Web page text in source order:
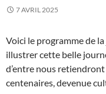
7 AVRIL 2025
Voici le programme de
illustrer cette belle
d’entre nous
centenaires, devenue